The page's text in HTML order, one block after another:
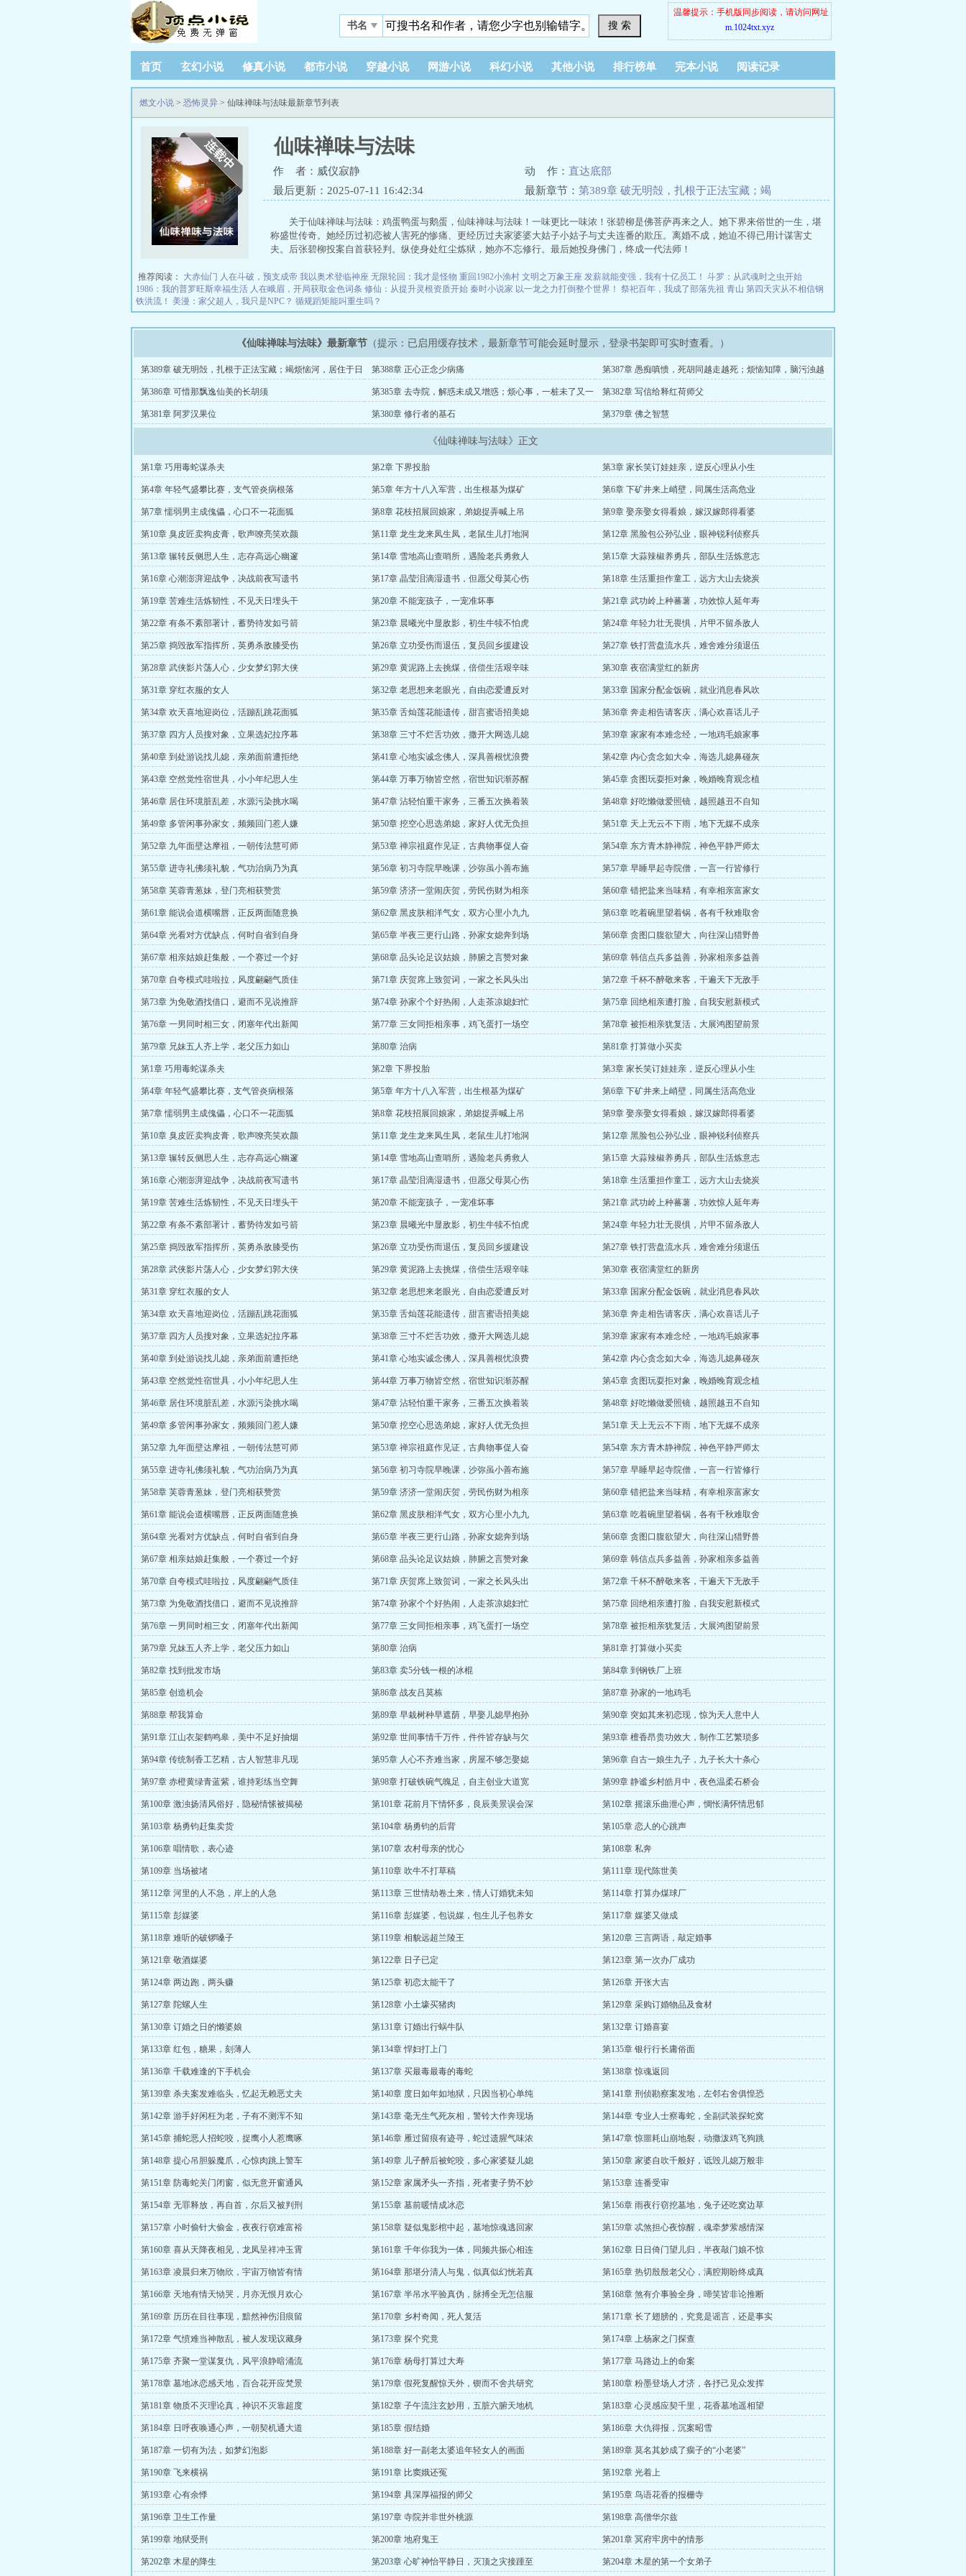
书名 搜 索
温馨提示：手机版同步阅读，请访问网址
m.1024txt.xyz
首页 玄幻小说 修真小说 都市小说 穿越小说 网游小说 科幻小说 其他小说 排行榜单 完本小说 阅读记录
燃文小说 > 恐怖灵异 > 仙味禅味与法味最新章节列表
仙味禅味与法味
作 者：威仪寂静 动 作： 直达底部
最后更新：2025-07-11 16:42:34
最新章节： 第389章 破无明殻，扎根于正法宝藏；竭
关于仙味禅味与法味：鸡蛋鸭蛋与鹅蛋，仙味禅味与法味！一味更比一味浓！张碧柳是佛菩萨再来之人。她下界来俗世的一生，堪
称盛世传奇。她经历过初恋被人害死的惨痛、更经历过夫家婆婆大姑子小姑子与丈夫连番的欺压。离婚不成，她迫不得已用计谋害丈
夫。后张碧柳投案自首获轻判。纵使身处红尘炼狱，她亦不忘修行。最后她投身佛门，终成一代法师！
推荐阅读： 大赤仙门 人在斗破，预支成帝 我以奥术登临神座 无限轮回：我才是怪物 重回1982小渔村 文明之万象王座 发薪就能变强，我有十亿员工！ 斗罗：从武魂时之虫开始
1986：我的普罗旺斯幸福生活 人在峨眉，开局获取金色词条 修仙：从提升灵根资质开始 秦时小说家 以一龙之力打倒整个世界！ 祭祀百年，我成了部落先祖 青山 第四天灾从不相信钢
铁洪流！
美漫：家父超人，我只是NPC？ 循规蹈矩能叫重生吗？
《仙味禅味与法味》最新章节 （提示：已启用缓存技术，最新章节可能会延时显示，登录书架即可实时查看。）
第389章 破无明殻，扎根于正法宝藏；竭烦恼河，居住于日
月天宫
第388章 正心正念少病痛
第387章 愚痴嗔愦，死胡同越走越死；烦恼知障，脑污浊越
积越污
第386章 可惜那飘逸仙美的长胡须
第385章 去寺院，解惑未成又增惑；烦心事，一桩未了又一
桩
第382章 写信给释红荷师父
第381章 阿罗汉果位 第380章 修行者的基石 第379章 佛之智慧
《仙味禅味与法味》正文
第1章 巧用毒蛇谋杀夫 第2章 下界投胎 第3章 家长笑订娃娃亲，逆反心理从小生
第4章 年轻气盛攀比赛，支气管炎病根落 第5章 年方十八入军营，出生根基为煤矿 第6章 下矿井来上峭壁，同属生活高危业
第7章 懦弱男主成傀儡，心口不一花面狐 第8章 花枝招展回娘家，弟媳捉弄喊上吊 第9章 娶亲娶女得看娘，嫁汉嫁郎得看婆
第10章 臭皮匠卖狗皮膏，歌声嘹亮笑欢颜 第11章 龙生龙来凤生凤，老鼠生儿打地洞 第12章 黑脸包公孙弘业，眼神锐利侦察兵
第13章 辗转反侧思人生，志存高远心幽邃 第14章 雪地高山查哨所，遇险老兵勇救人 第15章 大蒜辣椒养勇兵，部队生活炼意志
第16章 心潮澎湃迎战争，决战前夜写遗书 第17章 晶莹泪滴湿遗书，但愿父母莫心伤 第18章 生活重担作童工，远方大山去烧炭
第19章 苦难生活炼韧性，不见天日埋头干 第20章 不能宠孩子，一宠准坏事 第21章 武功岭上种蕃薯，功效惊人延年寿
第22章 有条不紊部署计，蓄势待发如弓箭 第23章 晨曦光中显敌影，初生牛犊不怕虎 第24章 年轻力壮无畏惧，片甲不留杀敌人
第25章 捣毁敌军指挥所，英勇杀敌膝受伤 第26章 立功受伤而退伍，复员回乡援建设 第27章 铁打营盘流水兵，难舍难分须退伍
第28章 武侠影片荡人心，少女梦幻郭大侠 第29章 黄泥路上去挑煤，倍偿生活艰辛味 第30章 夜宿满堂红的新房
第31章 穿红衣服的女人 第32章 老思想来老眼光，自由恋爱遭反对 第33章 国家分配金饭碗，就业消息春风吹
第34章 欢天喜地迎岗位，活蹦乱跳花面狐 第35章 舌灿莲花能遗传，甜言蜜语招美媳 第36章 奔走相告请客庆，满心欢喜话儿子
第37章 四方人员搜对象，立果选妃拉序幕 第38章 三寸不烂舌功效，撒开大网选儿媳 第39章 家家有本难念经，一地鸡毛娘家事
第40章 到处游说找儿媳，亲弟面前遭拒绝 第41章 心地实诚念佛人，深具善根忧浪费 第42章 内心贪念如大伞，海选儿媳鼻碰灰
第43章 空然觉性宿世具，小小年纪思人生 第44章 万事万物皆空然，宿世知识渐苏醒 第45章 贪图玩耍拒对象，晚婚晚育观念植
第46章 居住环境脏乱差，水源污染挑水喝 第47章 沾轻怕重干家务，三番五次换着装 第48章 好吃懒做爱照镜，越照越丑不自知
第49章 多管闲事孙家女，频频回门惹人嫌 第50章 挖空心思选弟媳，家好人优无负担 第51章 天上无云不下雨，地下无媒不成亲
第52章 九年面壁达摩祖，一朝传法慧可师 第53章 禅宗祖庭作见证，古典物事促人奋 第54章 东方青木静禅院，神色平静严师太
第55章 进寺礼佛须礼貌，气功治病乃为真 第56章 初习寺院早晚课，沙弥虽小善布施 第57章 早睡早起寺院僧，一言一行皆修行
第58章 芙蓉青葱妹，登门亮相获赞赏 第59章 济济一堂闹庆贺，劳民伤财为相亲 第60章 错把盐来当味精，有幸相亲富家女
第61章 能说会道横嘴唇，正反两面随意换 第62章 黑皮肤相洋气女，双方心里小九九 第63章 吃着碗里望着锅，各有千秋难取舍
第64章 光看对方优缺点，何时自省到自身 第65章 半夜三更行山路，孙家女媳奔到场 第66章 贪图口腹欲望大，向往深山猎野兽
第67章 相亲姑娘赶集般，一个赛过一个好 第68章 品头论足议姑娘，肺腑之言赞对象 第69章 韩信点兵多益善，孙家相亲多益善
第70章 自夸模式哇啦拉，风度翩翩气质佳 第71章 庆贺席上致贺词，一家之长风头出 第72章 千杯不醉敬来客，干遍天下无敌手
第73章 为免敬酒找借口，避而不见说推辞 第74章 孙家个个好热闹，人走茶凉媳妇忙 第75章 回绝相亲遭打脸，自我安慰新模式
第76章 一男同时相三女，闭塞年代出新闻 第77章 三女同拒相亲事，鸡飞蛋打一场空 第78章 被拒相亲犹复活，大展鸿图望前景
第79章 兄妹五人齐上学，老父压力如山 第80章 治病 第81章 打算做小买卖
第1章 巧用毒蛇谋杀夫 第2章 下界投胎 第3章 家长笑订娃娃亲，逆反心理从小生
第4章 年轻气盛攀比赛，支气管炎病根落 第5章 年方十八入军营，出生根基为煤矿 第6章 下矿井来上峭壁，同属生活高危业
第7章 懦弱男主成傀儡，心口不一花面狐 第8章 花枝招展回娘家，弟媳捉弄喊上吊 第9章 娶亲娶女得看娘，嫁汉嫁郎得看婆
第10章 臭皮匠卖狗皮膏，歌声嘹亮笑欢颜 第11章 龙生龙来凤生凤，老鼠生儿打地洞 第12章 黑脸包公孙弘业，眼神锐利侦察兵
第13章 辗转反侧思人生，志存高远心幽邃 第14章 雪地高山查哨所，遇险老兵勇救人 第15章 大蒜辣椒养勇兵，部队生活炼意志
第16章 心潮澎湃迎战争，决战前夜写遗书 第17章 晶莹泪滴湿遗书，但愿父母莫心伤 第18章 生活重担作童工，远方大山去烧炭
第19章 苦难生活炼韧性，不见天日埋头干 第20章 不能宠孩子，一宠准坏事 第21章 武功岭上种蕃薯，功效惊人延年寿
第22章 有条不紊部署计，蓄势待发如弓箭 第23章 晨曦光中显敌影，初生牛犊不怕虎 第24章 年轻力壮无畏惧，片甲不留杀敌人
第25章 捣毁敌军指挥所，英勇杀敌膝受伤 第26章 立功受伤而退伍，复员回乡援建设 第27章 铁打营盘流水兵，难舍难分须退伍
第28章 武侠影片荡人心，少女梦幻郭大侠 第29章 黄泥路上去挑煤，倍偿生活艰辛味 第30章 夜宿满堂红的新房
第31章 穿红衣服的女人 第32章 老思想来老眼光，自由恋爱遭反对 第33章 国家分配金饭碗，就业消息春风吹
第34章 欢天喜地迎岗位，活蹦乱跳花面狐 第35章 舌灿莲花能遗传，甜言蜜语招美媳 第36章 奔走相告请客庆，满心欢喜话儿子
第37章 四方人员搜对象，立果选妃拉序幕 第38章 三寸不烂舌功效，撒开大网选儿媳 第39章 家家有本难念经，一地鸡毛娘家事
第40章 到处游说找儿媳，亲弟面前遭拒绝 第41章 心地实诚念佛人，深具善根忧浪费 第42章 内心贪念如大伞，海选儿媳鼻碰灰
第43章 空然觉性宿世具，小小年纪思人生 第44章 万事万物皆空然，宿世知识渐苏醒 第45章 贪图玩耍拒对象，晚婚晚育观念植
第46章 居住环境脏乱差，水源污染挑水喝 第47章 沾轻怕重干家务，三番五次换着装 第48章 好吃懒做爱照镜，越照越丑不自知
第49章 多管闲事孙家女，频频回门惹人嫌 第50章 挖空心思选弟媳，家好人优无负担 第51章 天上无云不下雨，地下无媒不成亲
第52章 九年面壁达摩祖，一朝传法慧可师 第53章 禅宗祖庭作见证，古典物事促人奋 第54章 东方青木静禅院，神色平静严师太
第55章 进寺礼佛须礼貌，气功治病乃为真 第56章 初习寺院早晚课，沙弥虽小善布施 第57章 早睡早起寺院僧，一言一行皆修行
第58章 芙蓉青葱妹，登门亮相获赞赏 第59章 济济一堂闹庆贺，劳民伤财为相亲 第60章 错把盐来当味精，有幸相亲富家女
第61章 能说会道横嘴唇，正反两面随意换 第62章 黑皮肤相洋气女，双方心里小九九 第63章 吃着碗里望着锅，各有千秋难取舍
第64章 光看对方优缺点，何时自省到自身 第65章 半夜三更行山路，孙家女媳奔到场 第66章 贪图口腹欲望大，向往深山猎野兽
第67章 相亲姑娘赶集般，一个赛过一个好 第68章 品头论足议姑娘，肺腑之言赞对象 第69章 韩信点兵多益善，孙家相亲多益善
第70章 自夸模式哇啦拉，风度翩翩气质佳 第71章 庆贺席上致贺词，一家之长风头出 第72章 千杯不醉敬来客，干遍天下无敌手
第73章 为免敬酒找借口，避而不见说推辞 第74章 孙家个个好热闹，人走茶凉媳妇忙 第75章 回绝相亲遭打脸，自我安慰新模式
第76章 一男同时相三女，闭塞年代出新闻 第77章 三女同拒相亲事，鸡飞蛋打一场空 第78章 被拒相亲犹复活，大展鸿图望前景
第79章 兄妹五人齐上学，老父压力如山 第80章 治病 第81章 打算做小买卖
第82章 找到批发市场 第83章 卖5分钱一根的冰棍 第84章 到钢铁厂上班
第85章 创造机会 第86章 战友吕莫栋 第87章 孙家的一地鸡毛
第88章 帮我算命 第89章 早栽树种早遮荫，早娶儿媳早抱孙 第90章 突如其来初恋现，惊为天人意中人
第91章 江山衣架鹤鸣皋，美中不足好抽烟 第92章 世间事情千万件，件件皆存缺与欠 第93章 檀香昂贵功效大，制作工艺繁琐多
第94章 传统制香工艺精，古人智慧非凡现 第95章 人心不齐难当家，房屋不够怎娶媳 第96章 自古一娘生九子，九子长大十条心
第97章 赤橙黄绿青蓝紫，谁持彩练当空舞 第98章 打破铁碗气魄足，自主创业大道宽 第99章 静谧乡村皓月中，夜色温柔石桥会
第100章 激浊扬清风俗好，隐秘情愫被揭秘 第101章 花前月下情怀多，良辰美景误会深 第102章 摇滚乐曲泄心声，惆怅满怀情思郁
第103章 杨勇钧赶集卖货 第104章 杨勇钧的后背 第105章 恋人的心跳声
第106章 唱情歌，表心迹 第107章 农村母亲的忧心 第108章 私奔
第109章 当场被堵 第110章 吹牛不打草稿 第111章 现代陈世美
第112章 河里的人不急，岸上的人急 第113章 三世情劫卷土来，情人订婚犹未知 第114章 打算办煤球厂
第115章 彭媒婆 第116章 彭媒婆，包说媒，包生儿子包养女 第117章 媒婆又做成
第118章 难听的破锣嗓子 第119章 相貌远超兰陵王 第120章 三言两语，敲定婚事
第121章 敬酒媒婆 第122章 日子已定 第123章 第一次办厂成功
第124章 两边跑，两头赚 第125章 初恋太能干了 第126章 开张大吉
第127章 陀螺人生 第128章 小土壕买猪肉 第129章 采购订婚物品及食材
第130章 订婚之日的懒婆娘 第131章 订婚出行蜗牛队 第132章 订婚喜宴
第133章 红包，糖果，刻薄人 第134章 悍妇打上门 第135章 银行行长庸俗面
第136章 千载难逢的下手机会 第137章 买最毒最毒的毒蛇 第138章 惊魂返回
第139章 杀夫案发难临头，忆起无赖恶丈夫 第140章 度日如年如地狱，只因当初心单纯 第141章 刑侦勘察案发地，左邻右舍俱惶恐
第142章 游手好闲枉为老，子有不测浑不知 第143章 毫无生气死灰相，警铃大作奔现场 第144章 专业人士察毒蛇，全副武装探蛇窝
第145章 捕蛇恶人招蛇咬，捉鹰小人惹鹰啄 第146章 雁过留痕有迹寻，蛇过遗腥气味浓 第147章 惊噩耗山崩地裂，动撒泼鸡飞狗跳
第148章 提心吊胆躲魔爪，心惊肉跳上警车 第149章 儿子醉后被蛇咬，多心家婆疑儿媳 第150章 家婆自吹千般好，诋毁儿媳万般非
第151章 防毒蛇关门闭窗，似无意开窗通风 第152章 家属矛头一齐指，死者妻子势不妙 第153章 连番受审
第154章 无罪释放，再自首，尔后又被判刑 第155章 墓前暖情成冰恋 第156章 雨夜行窃挖墓地，兔子还吃窝边草
第157章 小时偷针大偷金，夜夜行窃难富裕 第158章 疑似鬼影棺中起，墓地惊魂逃回家 第159章 忒煞担心夜惊醒，魂牵梦萦感情深
第160章 喜从天降夜相见，龙凤呈祥冲玉霄 第161章 千年你我为一体，同频共振心相连 第162章 日日倚门望儿归，半夜敲门娘不惊
第163章 凌晨归来万物欣，宇宙万物皆有情 第164章 那堪分清人与鬼，似真似幻恍若真 第165章 热切殷殷老父心，满腔期盼终成真
第166章 天地有情天恸哭，月亦无恨月欢心 第167章 半吊水平验真伪，脉搏全无怎信服 第168章 煞有介事验全身，啼笑皆非论推断
第169章 历历在目往事现，黯然神伤泪痕留 第170章 乡村奇闻，死人复活 第171章 长了翅膀的，究竟是谣言，还是事实
第172章 气愤难当神散乱，被人发现议藏身 第173章 探个究竟 第174章 上杨家之门探查
第175章 齐聚一堂谋复仇，风平浪静暗涌流 第176章 杨母打算过大寿 第177章 马路边上的命案
第178章 墓地冰恋感天地，百合花开应梵景 第179章 假死复醒惊天外，锲而不舍共研究 第180章 粉墨登场人才济，各抒己见众发挥
第181章 物质不灭理论真，神识不灭靠超度 第182章 子午流注玄妙用，五脏六腑天地机 第183章 心灵感应契千里，花香墓地遥相望
第184章 日呼夜唤通心声，一朝契机通大道 第185章 假结婚 第186章 大仇得报，沉案昭雪
第187章 一切有为法，如梦幻泡影 第188章 好一副老太婆追年轻女人的画面 第189章 莫名其妙成了瘸子的“小老婆”
第190章 飞来横祸 第191章 比窦娥还冤 第192章 光着上
第193章 心有余悸 第194章 具深厚福报的师父 第195章 鸟语花香的报栅寺
第196章 卫生工作量 第197章 寺院并非世外桃源 第198章 高僧华尔兹
第199章 地狱受刑 第200章 地府鬼王 第201章 冥府牢房中的情形
第202章 木星的降生 第203章 心旷神怡平静日，灭顶之灾接踵至 第204章 木星的第一个女弟子